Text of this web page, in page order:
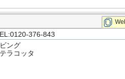
376-843
ング
ラコッタ